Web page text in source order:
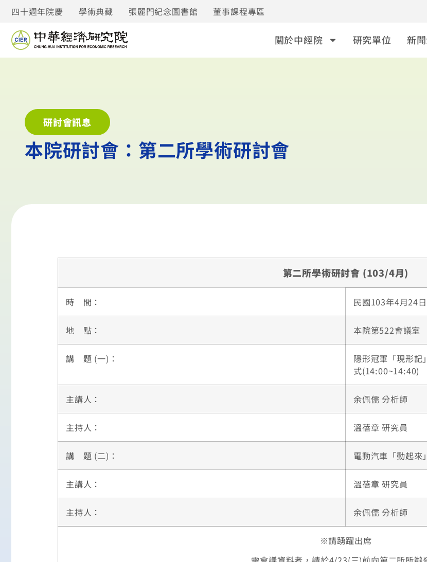
四十週年院慶 學術典藏 張麗門紀念圖書館 董事課程專區
關於中經院 研究單位 新
研討會訊息
本院研討會：第二所學術研討會
第二所學術研討會 (103/4月)
時 間： 民國103年4月24
地 點： 本院第522會議室
講 題 (一)：
隱形冠軍「現形
式(14:00~14:40)
主講人： 余佩儒 分析師
主持人： 溫蓓章 研究員
講 題 (二)： 電動汽車「動起
主講人： 溫蓓章 研究員
主持人： 余佩儒 分析師
※請踴躍出席